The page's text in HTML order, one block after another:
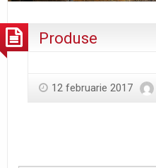
Produse
12 februarie 2017